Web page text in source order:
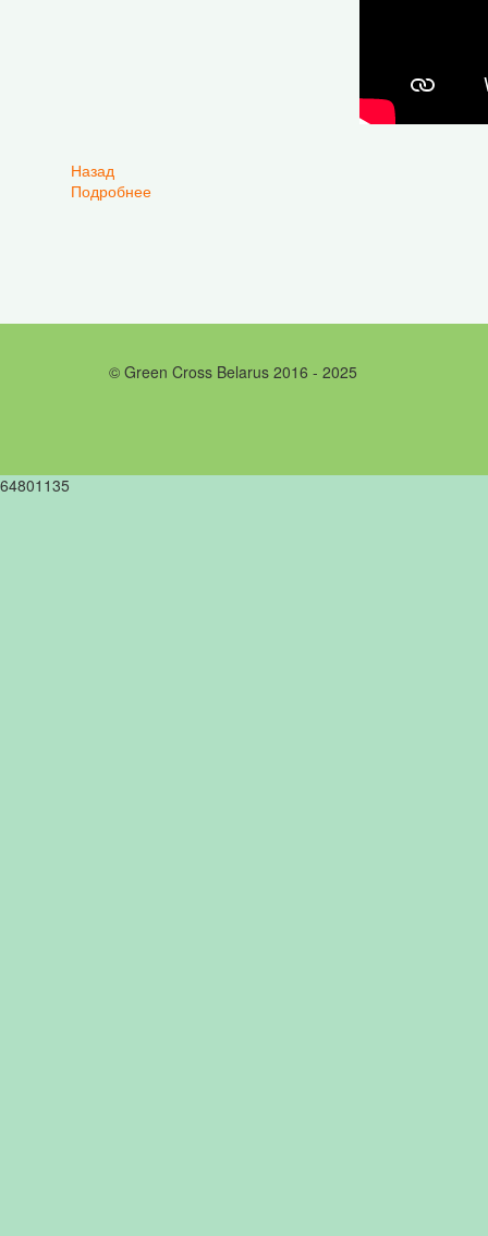
Назад
Подробнее
© Green Cross Belarus 2016 - 2025
64801135